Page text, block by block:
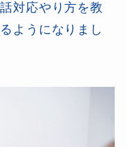
対応やり方を教
ようになりまし